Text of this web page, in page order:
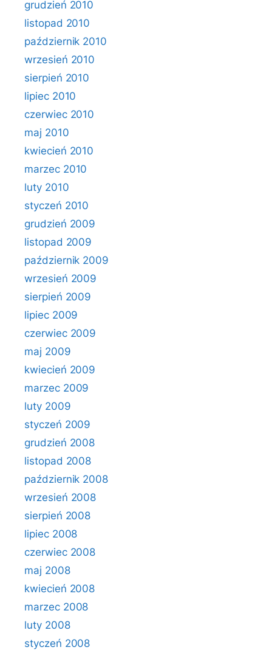
grudzień 2010
listopad 2010
październik 2010
wrzesień 2010
sierpień 2010
lipiec 2010
czerwiec 2010
maj 2010
kwiecień 2010
marzec 2010
luty 2010
styczeń 2010
grudzień 2009
listopad 2009
październik 2009
wrzesień 2009
sierpień 2009
lipiec 2009
czerwiec 2009
maj 2009
kwiecień 2009
marzec 2009
luty 2009
styczeń 2009
grudzień 2008
listopad 2008
październik 2008
wrzesień 2008
sierpień 2008
lipiec 2008
czerwiec 2008
maj 2008
kwiecień 2008
marzec 2008
luty 2008
styczeń 2008